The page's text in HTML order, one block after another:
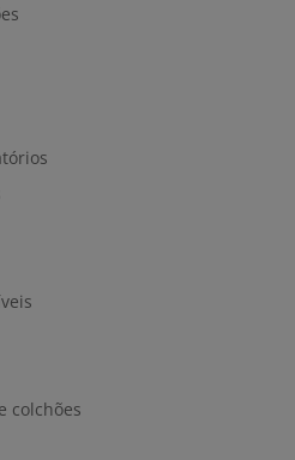
colchões